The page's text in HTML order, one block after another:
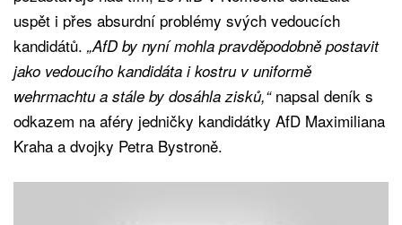
uspět i přes absurdní problémy svých vedoucích
kandidátů. „AfD by nyní mohla pravděpodobně postavit
jako vedoucího kandidáta i kostru v uniformě
wehrmachtu a stále by dosáhla zisků,“napsal deník s
odkazem na aféry jedničky kandidátky AfD Maximiliana
Kraha a dvojky Petra Bystroně.